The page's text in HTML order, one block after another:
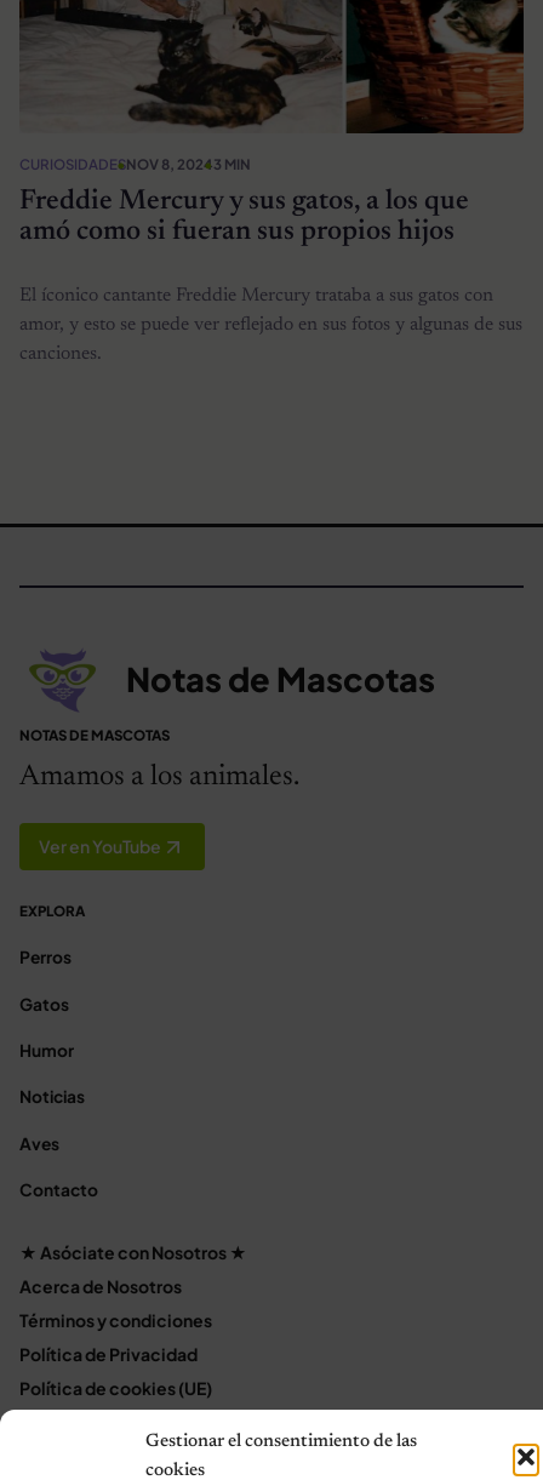
Gestionar el consentimiento de las
cookies
CURIOSIDADESNOV 8, 20243 MIN
Freddie Mercury y sus gatos, a los que
amó como si fueran sus propios hijos
El íconico cantante Freddie Mercury trataba a sus gatos con
amor, y esto se puede ver reflejado en sus fotos y algunas de sus
canciones.
Notas de Mascotas
NOTAS DE MASCOTAS
Amamos a los animales.
Ver en YouTube
EXPLORA
Perros
Gatos
Humor
Noticias
Aves
Contacto
★ Asóciate con Nosotros ★
Acerca de Nosotros
Términos y condiciones
Política de Privacidad
Política de cookies (UE)